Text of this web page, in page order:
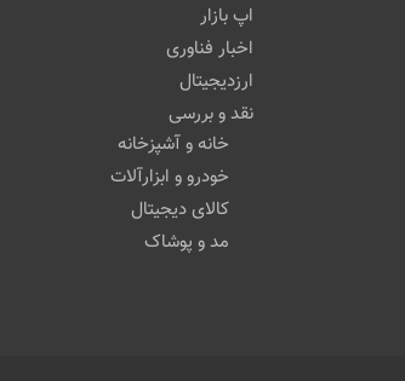
اپ بازار
اخبار فناوری
ارزدیجیتال
نقد و بررسی
خانه و آشپزخانه
خودرو و ابزارآلات
کالای دیجیتال
مد و پوشاک